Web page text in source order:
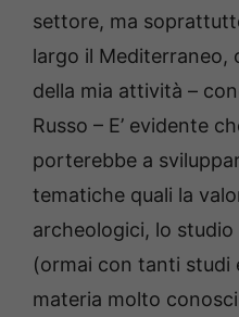
settore, ma
largo il Mediterraneo,
della mia attività –
Russo – E’ evidente
porterebbe a
tematiche quali la
archeologici, lo
(ormai con tanti
materia molto